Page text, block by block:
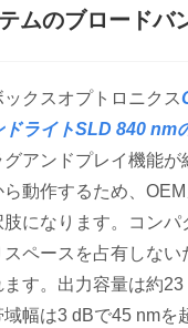
ムのブロードバ
ックスオプトロニクス
ドライトSLD 840 nm
グアンドプレイ機能
ら動作するため、
肢になります。コンパ
スペースを占有しな
ます。出力容量は約23
域幅は3 dBで45 nmを